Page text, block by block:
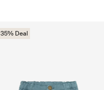
35% Deal